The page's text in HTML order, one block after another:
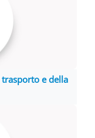
e della